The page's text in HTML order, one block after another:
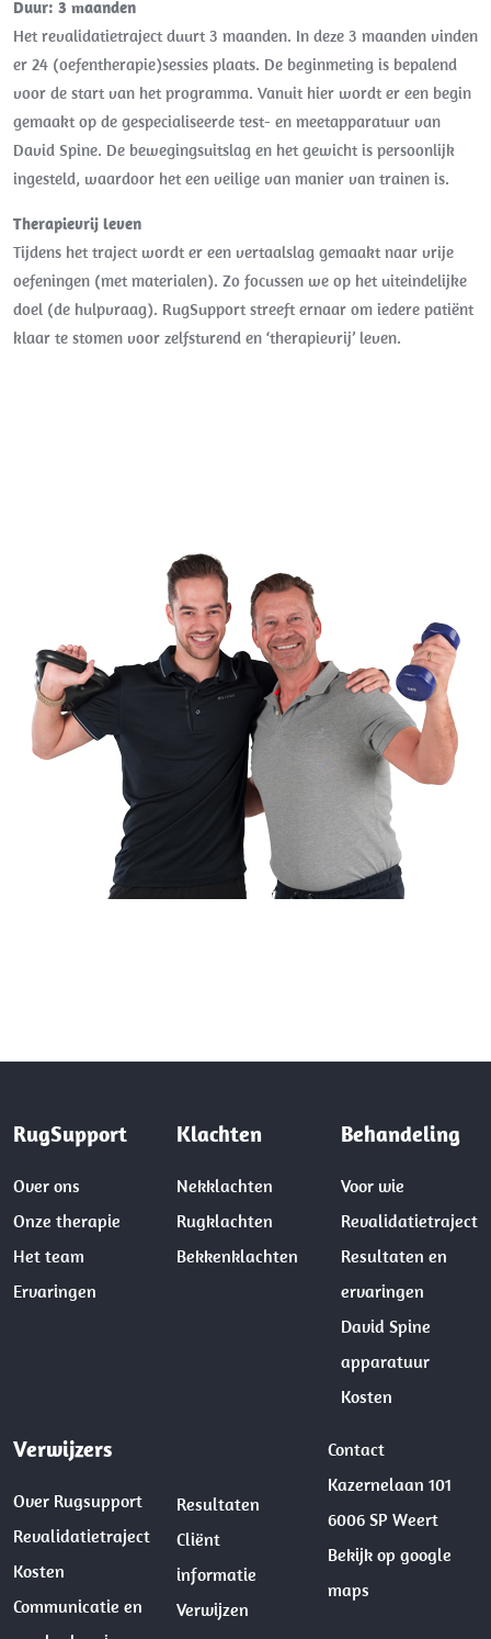
Duur: 3 maanden
Het revalidatietraject duurt 3 maanden. In deze 3 maanden vinden
er 24 (oefentherapie)sessies plaats. De beginmeting is bepalend
voor de start van het programma. Vanuit hier wordt er een begin
gemaakt op de gespecialiseerde test- en meetapparatuur van
David Spine. De bewegingsuitslag en het gewicht is persoonlijk
ingesteld, waardoor het een veilige van manier van trainen is.
Therapievrij leven
Tijdens het traject wordt er een vertaalslag gemaakt naar vrije
oefeningen (met materialen). Zo focussen we op het uiteindelijke
doel (de hulpvraag). RugSupport streeft ernaar om iedere patiënt
klaar te stomen voor zelfsturend en ‘therapievrij’ leven.
RugSupport
Over ons
Onze therapie
Het team
Ervaringen
Klachten
Nekklachten
Rugklachten
Bekkenklachten
Behandeling
Voor wie
Revalidatietraject
Resultaten en
ervaringen
David Spine
apparatuur
Kosten
Verwijzers
Over Rugsupport
Revalidatietraject
Kosten
Communicatie en
Resultaten
Cliënt
informatie
Verwijzen
Contact
Kazernelaan 101
6006 SP Weert
Bekijk op google
maps